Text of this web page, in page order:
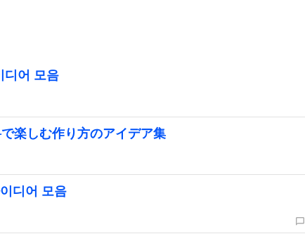
디어 모음
楽しむ作り方のアイデア集
디어 모음
chat_bubble_outline